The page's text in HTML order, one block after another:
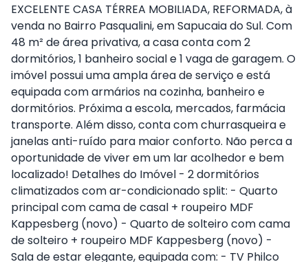
EXCELENTE CASA TÉRREA MOBILIADA, REFORMADA, à
venda no Bairro Pasqualini, em Sapucaia do Sul. Com
48 m² de área privativa, a casa conta com 2
dormitórios, 1 banheiro social e 1 vaga de garagem. O
imóvel possui uma ampla área de serviço e está
equipada com armários na cozinha, banheiro e
dormitórios. Próxima a escola, mercados, farmácia
transporte. Além disso, conta com churrasqueira e
janelas anti-ruído para maior conforto. Não perca a
oportunidade de viver em um lar acolhedor e bem
localizado! Detalhes do Imóvel - 2 dormitórios
climatizados com ar-condicionado split: - Quarto
principal com cama de casal + roupeiro MDF
Kappesberg (novo) - Quarto de solteiro com cama
de solteiro + roupeiro MDF Kappesberg (novo) -
Sala de estar elegante, equipada com: - TV Philco